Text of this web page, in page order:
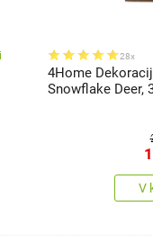
28x
4Home
Snowflake Deer,
V